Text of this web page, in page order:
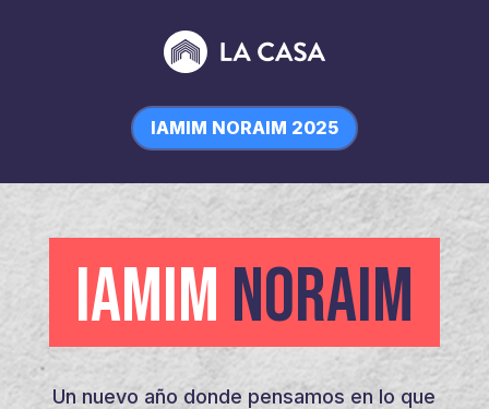
IAMIM NORAIM 2025
IAMIM NORAIM
Un nuevo año donde pensamos en lo que